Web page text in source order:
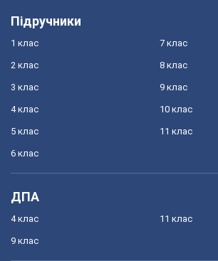
Підручники
1 клас
2 клас
3 клас
4 клас
5 клас
6 клас
7 клас
8 клас
9 клас
10 клас
11 клас
ДПА
4 клас
9 клас
11 клас